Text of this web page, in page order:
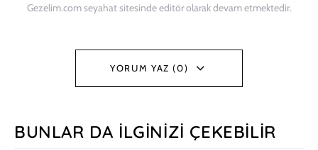
Gezelim.com seyahat sitesinde editör olarak devam etmektedir.
YORUM YAZ (0)
BUNLAR DA İLGINIZI ÇEKEBILIR